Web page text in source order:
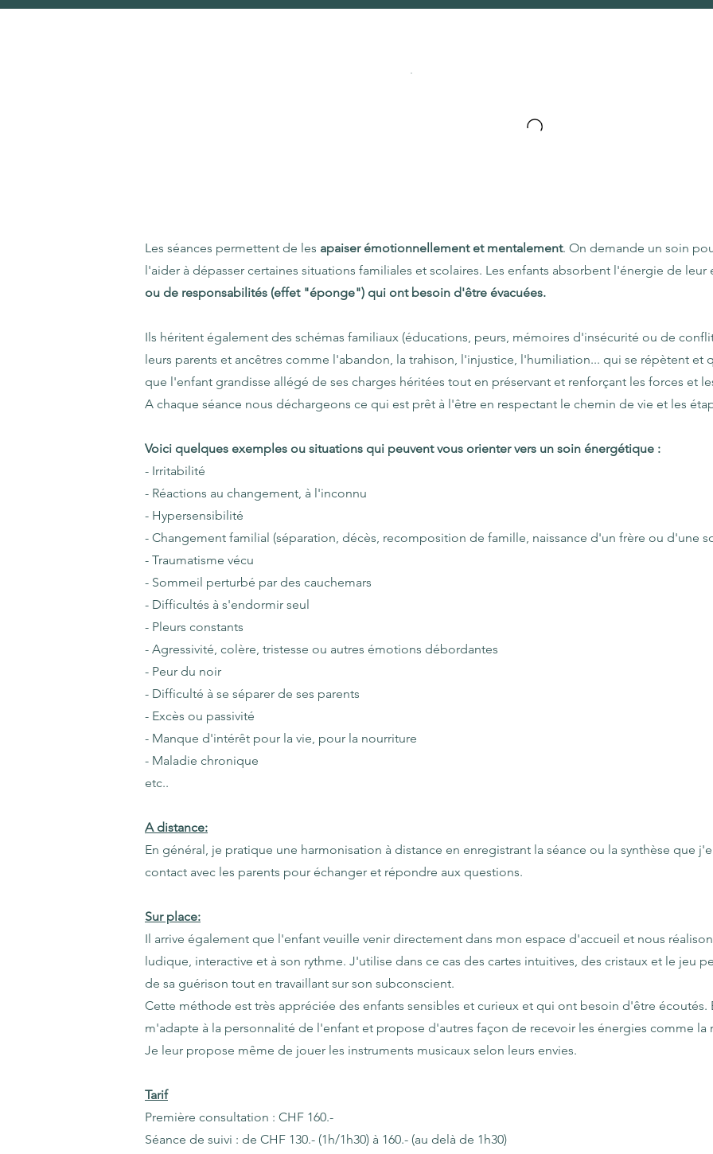
Les séances permettent de les apaiser émotionnellement et mentalement. On demande un soin
l'aider à dépasser certaines situations familiales et scolaires. Les enfants absorbent l'énergie de leur
ou de responsabilités (effet "éponge") qui ont besoin d'être évacuées.
Ils héritent également des schémas familiaux (éducations, peurs, mémoires d'insécurité ou de
leurs parents et ancêtres comme l'abandon, la trahison, l'injustice, l'humiliation... qui se répètent et
que l'enfant grandisse allégé de ses charges héritées tout en préservant et renforçant les forces et
A chaque séance nous déchargeons ce qui est prêt à l'être en respectant le chemin de vie et les
Voici quelques exemples ou situations qui peuvent vous orienter vers un soin énergétique :
- Irritabilité
- Réactions au changement, à l'inconnu
- Hypersensibilité
- Changement familial (séparation, décès, recomposition de famille, naissance d'un frère ou d'une
- Traumatisme vécu
- Sommeil perturbé par des cauchemars
- Difficultés à s'endormir seul
- Pleurs constants
- Agressivité, colère, tristesse ou autres émotions débordantes
- Peur du noir
- Difficulté à se séparer de ses parents
- Excès ou passivité
- Manque d'intérêt pour la vie, pour la nourriture
- Maladie chronique
etc..
A distance:
En général, je pratique une harmonisation à distance en enregistrant la séance ou la synthèse que
contact avec les parents pour échanger et répondre aux questions.
Sur place:
Il arrive également que l'enfant veuille venir directement dans mon espace d'accueil et nous
ludique, interactive et à son rythme. J'utilise dans ce cas des cartes intuitives, des cristaux et le jeu
de sa guérison tout en travaillant sur son subconscient.
Cette méthode est très appréciée des enfants sensibles et curieux et qui ont besoin d'être
m'adapte à la personnalité de l'enfant et propose d'autres façon de recevoir les énergies comme
Je leur propose même de jouer les instruments musicaux selon leurs envies.
Tarif
Première consultation : CHF 160.-
Séance de suivi : de CHF 130.- (1h/1h30) à 160.- (au delà de 1h30)